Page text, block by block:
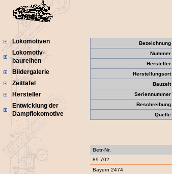
Lokomotiven
Lokomotiv-
baureihen
Bildergalerie
Zeittafel
Hersteller
Entwicklung der
Dampflokomotive
Bezeichnung
Nummer
Hersteller
Herstellungsort
Bauzeit
Seriennummer
Beschreibung
Quelle
Betr-Nr.
89 702
Bayern 2474